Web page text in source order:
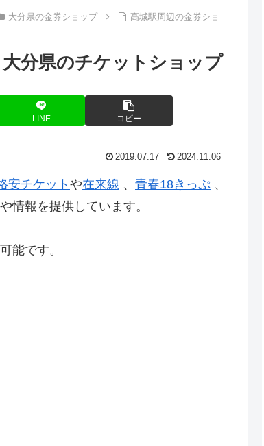
大分県の金券ショップ
高城駅周辺の金券ショ
分県のチケットショップ
LINE コピー
2019.07.17 2024.11.06
安チケットや在来線 、 青春18きっぷ 、
情報を提供しています。
能です。